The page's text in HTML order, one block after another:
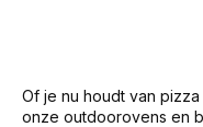
Of je nu houdt van
onze outdoorovens en